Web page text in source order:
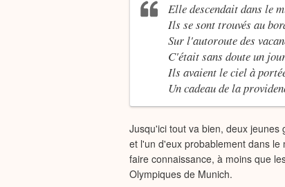
Elle descendait dans le
Ils se sont trouvés au
Sur l'autoroute des
C'était sans doute un
Ils avaient le ciel à
Un cadeau de la
Jusqu'ici tout va bien, deux
et l'un d'eux probablement dans
faire connaissance, à moins que
Olympiques de Munich.